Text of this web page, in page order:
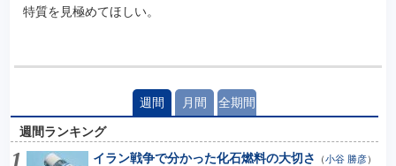
特質を見極めてほしい。
週間 月間 全期間
週間ランキング
イラン戦争で分かった化石燃料の大切さ
（小谷 勝彦）